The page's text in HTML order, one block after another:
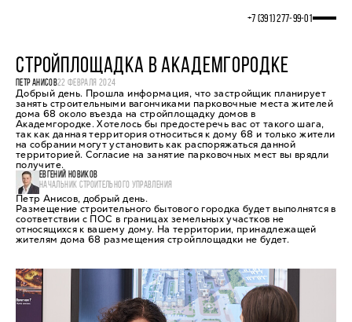
+7 (391) 277‒99‒01
СТРОЙПЛОЩАДКА В АКАДЕМГОРОДКЕ
ПЕТР АНИСОВ22 ФЕВРАЛЯ 2024
Добрый день. Прошла информация, что застройщик планирует
занять строительными вагончиками парковочные места жителей
дома 68 около въезда на стройплощадку домов в
Академгородке. Хотелось бы предостеречь вас от такого шага,
так как данная территория относиться к дому 68 и только жители
на собрании могут установить как распоряжаться данной
территорией. Согласие на занятие парковочных мест вы врядли
получите.
ЕВГЕНИЙ НОВИКОВ
НАЧАЛЬНИК СТРОИТЕЛЬНОГО УПРАВЛЕНИЯ
Петр Анисов, добрый день.
Размещение строительного бытового городка будет выполнятся в
соответствии с ПОС в границах земельных участков не
относящихся к вашему дому. На территории, принадлежащей
жителям дома 68 размещения стройплощадки не будет.